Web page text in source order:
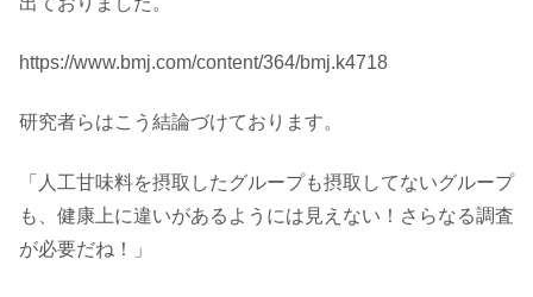
https://www.bmj.com/content/364/bmj.k4718
研究者らはこう結論づけております。
「人工甘味料を摂取したグループも摂取してないグループ
も、健康上に違いがあるようには見えない！さらなる調査
が必要だね！」